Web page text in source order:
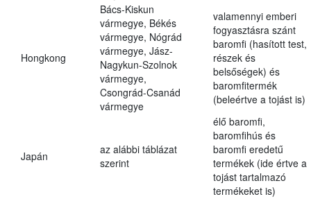
Hongkong
Bács-Kiskun
vármegye, Békés
vármegye, Nógrád
vármegye, Jász-
Nagykun-Szolnok
vármegye,
Csongrád-Csanád
vármegye
valamennyi emberi
fogyasztásra szánt
baromfi (hasított test,
részek és
belsőségek) és
baromfitermék
(beleértve a tojást is)
Japán
az alábbi táblázat
szerint
élő baromfi,
baromfihús és
baromfi eredetű
termékek (ide értve a
tojást tartalmazó
termékeket is)